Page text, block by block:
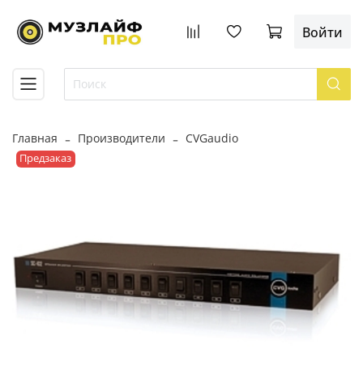
Войти
Главная Производители CVGaudio
Предзаказ